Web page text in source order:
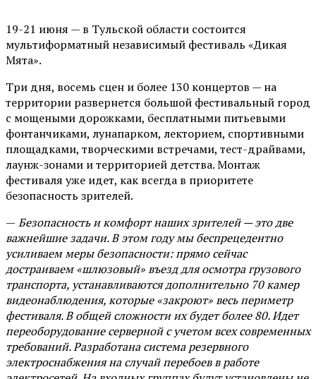
19-21 июня — в Тульской области состоится
мультиформатный независимый фестиваль «Дикая
Мята».
Три дня, восемь сцен и более 130 концертов — на
территории развернется большой фестивальный город
с мощеными дорожками, бесплатными питьевыми
фонтанчиками, лунапарком, лекторием, спортивными
площадками, творческими встречами, тест-драйвами,
лаунж-зонами и территорией детства. Монтаж
фестиваля уже идет, как всегда в приоритете
безопасность зрителей.
— Безопасность и комфорт наших зрителей — это две
важнейшие задачи. В этом году мы беспрецедентно
усиливаем меры безопасности: прямо сейчас
достраиваем «шлюзовый» въезд для осмотра грузового
транспорта, устанавливаются дополнительно 70 камер
видеонаблюдения, которые «закроют» весь периметр
фестиваля. В общей сложности их будет более 80. Идет
переоборудование серверной с учетом всех современных
требований. Разработана система резервного
электроснабжения на случай перебоев в работе